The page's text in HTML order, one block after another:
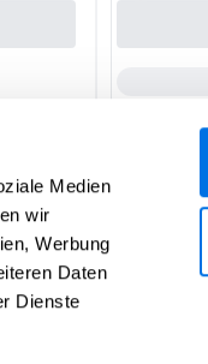
Medien
wir
Werbung
Daten
Dienste